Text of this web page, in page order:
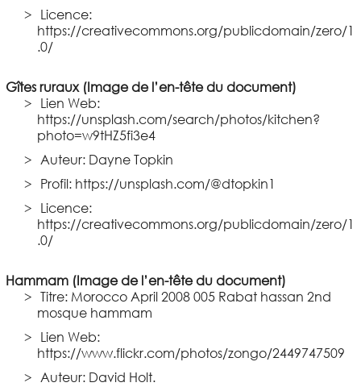
Licence:
https://creativecommons.org/publicdomain/zero/1
.0/
Gîtes ruraux (Image de l’en-tête du document)
Lien Web:
https://unsplash.com/search/photos/kitchen?
photo=w9tHZ5fi3e4
Auteur: Dayne Topkin
Profil: https://unsplash.com/@dtopkin1
Licence:
https://creativecommons.org/publicdomain/zero/1
.0/
Hammam (Image de l’en-tête du document)
Titre: Morocco April 2008 005 Rabat hassan 2nd
mosque hammam
Lien Web:
https://www.flickr.com/photos/zongo/2449747509
Auteur: David Holt.